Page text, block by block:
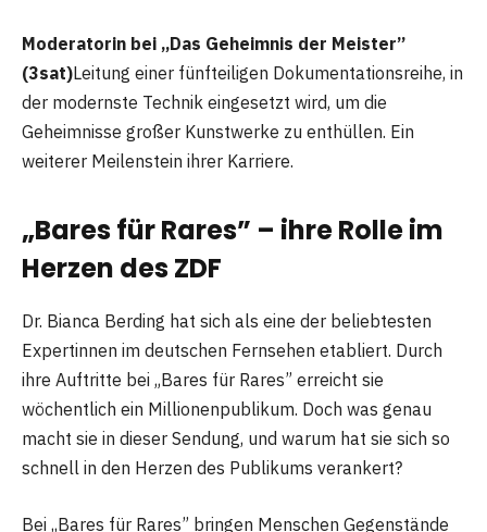
Moderatorin bei „Das Geheimnis der Meister”
(3sat)Leitung einer fünfteiligen Dokumentationsreihe, in
der modernste Technik eingesetzt wird, um die
Geheimnisse großer Kunstwerke zu enthüllen. Ein
weiterer Meilenstein ihrer Karriere.
„Bares für Rares” – ihre Rolle im
Herzen des ZDF
Dr. Bianca Berding hat sich als eine der beliebtesten
Expertinnen im deutschen Fernsehen etabliert. Durch
ihre Auftritte bei „Bares für Rares” erreicht sie
wöchentlich ein Millionenpublikum. Doch was genau
macht sie in dieser Sendung, und warum hat sie sich so
schnell in den Herzen des Publikums verankert?
Bei „Bares für Rares” bringen Menschen Gegenstände